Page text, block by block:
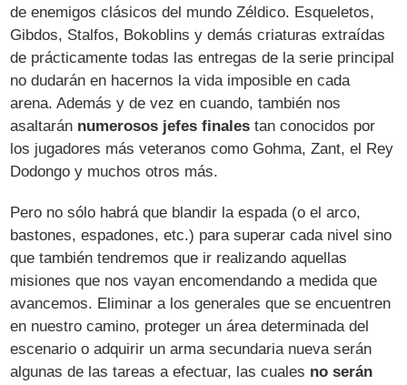
de enemigos clásicos del mundo Zéldico. Esqueletos,
Gibdos, Stalfos, Bokoblins y demás criaturas extraídas
de prácticamente todas las entregas de la serie principal
no dudarán en hacernos la vida imposible en cada
arena. Además y de vez en cuando, también nos
asaltarán numerosos jefes finales tan conocidos por
los jugadores más veteranos como Gohma, Zant, el Rey
Dodongo y muchos otros más.
Pero no sólo habrá que blandir la espada (o el arco,
bastones, espadones, etc.) para superar cada nivel sino
que también tendremos que ir realizando aquellas
misiones que nos vayan encomendando a medida que
avancemos. Eliminar a los generales que se encuentren
en nuestro camino, proteger un área determinada del
escenario o adquirir un arma secundaria nueva serán
algunas de las tareas a efectuar, las cuales no serán